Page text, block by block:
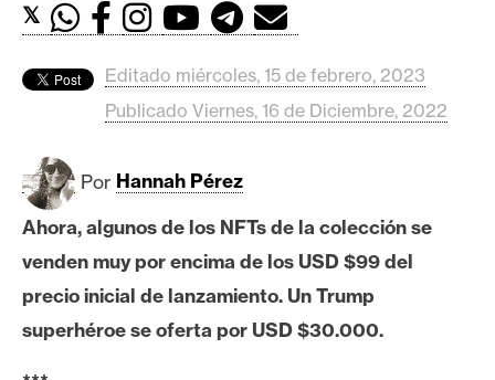
d
s
i
c
o
i
n
𝕏
Editado miércoles, 15 de febrero, 2023
Publicado Viernes, 16 de Diciembre, 2022
Por Hannah Pérez
Ahora, algunos de los NFTs de la colección se
venden muy por encima de los USD $99 del
precio inicial de lanzamiento. Un Trump
superhéroe se oferta por USD $30.000.